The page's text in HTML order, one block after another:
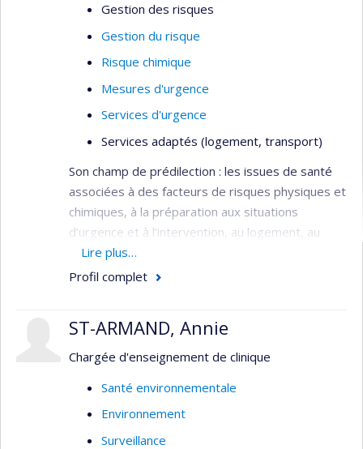
Gestion des risques
Gestion du risque
Risque chimique
Mesures d'urgence
Services d'urgence
Services adaptés (logement, transport)
Son champ de prédilection : les issues de santé
associées à des facteurs de risques physiques et
chimiques, à la préparation aux situations
d’urgence et à l’intervention, au logement, au
transport et à l’aménagement urbain.
Lire plus…
Profil complet
ST-ARMAND, Annie
Chargée d'enseignement de clinique
Santé environnementale
Environnement
Surveillance